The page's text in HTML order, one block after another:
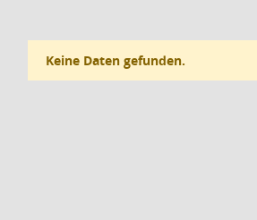
Keine Daten gefunden.